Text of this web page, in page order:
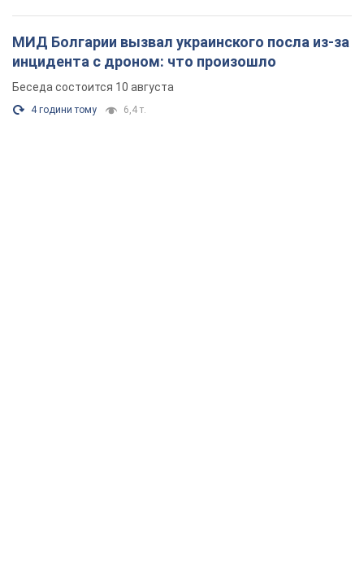
МИД Болгарии вызвал украинского посла из-за
инцидента с дроном: что произошло
Беседа состоится 10 августа
4 години тому 6,4 т.